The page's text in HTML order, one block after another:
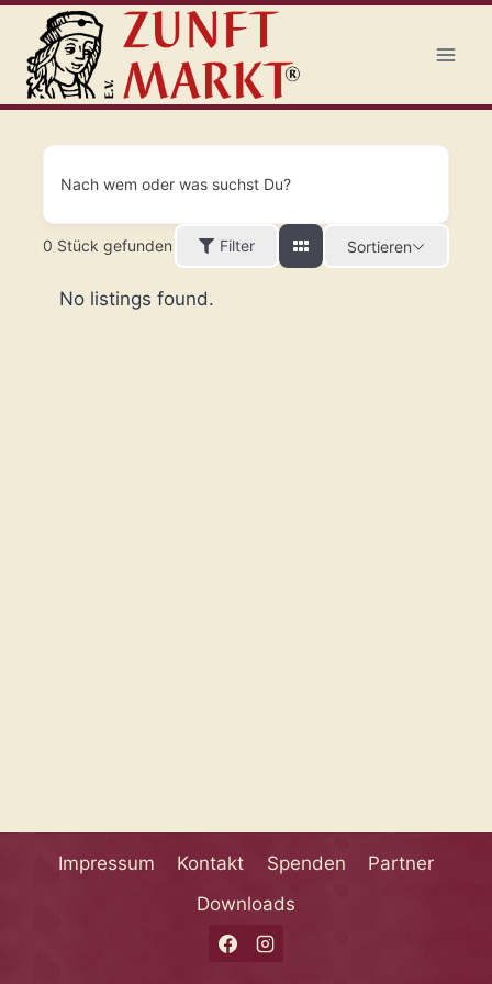
Inhalt
springen
Nach wem oder was suchst Du?
0 Stück gefunden Filter Sortieren
No listings found.
Impressum Kontakt Spenden
Partner
Downloads